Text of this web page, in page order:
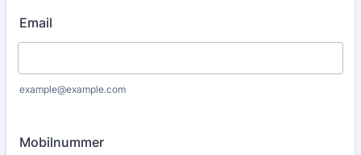
Email
example@example.com
Mobilnummer